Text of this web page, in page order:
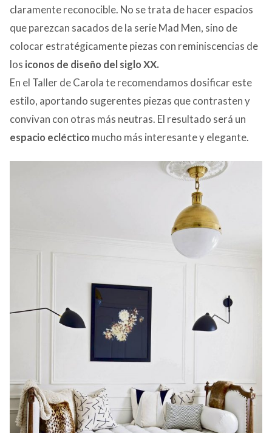
claramente reconocible. No se trata de hacer espacios
que parezcan sacados de la serie Mad Men, sino de
colocar estratégicamente piezas con reminiscencias de
los iconos de diseño del siglo XX.
En el Taller de Carola te recomendamos dosificar este
estilo, aportando sugerentes piezas que contrasten y
convivan con otras más neutras. El resultado será un
espacio ecléctico mucho más interesante y elegante.